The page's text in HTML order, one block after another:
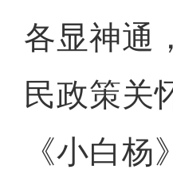
各显神通
民政策关
《小白